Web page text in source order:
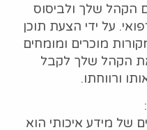
הקהל שלך ולביסוס
על ידי הצעת תוכן
מוכרים ומומחים
הקהל שלך לקבל
ורווחתו.
של מידע איכותי הוא